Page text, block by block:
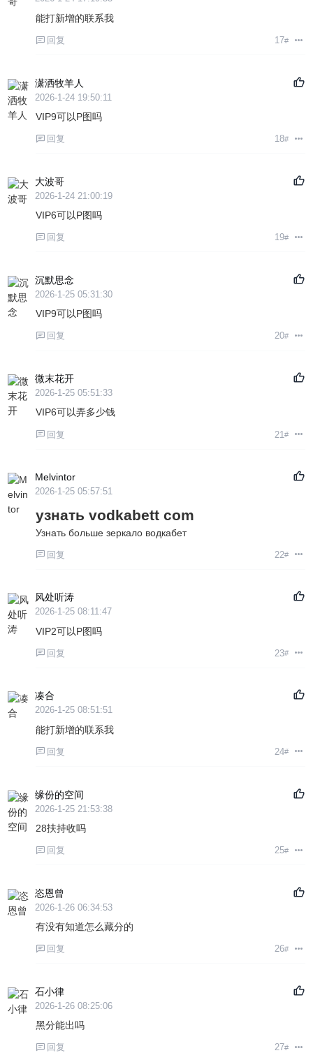
能打新增的联系我
回复 17#
潇洒牧羊人
2026-1-24 19:50:11
VIP9可以P图吗
回复 18#
大波哥
2026-1-24 21:00:19
VIP6可以P图吗
回复 19#
沉默思念
2026-1-25 05:31:30
VIP9可以P图吗
回复 20#
微末花开
2026-1-25 05:51:33
VIP6可以弄多少钱
回复 21#
Melvintor
2026-1-25 05:57:51
узнать vodkabett com
Узнать большезеркало водкабет
回复 22#
风处听涛
2026-1-25 08:11:47
VIP2可以P图吗
回复 23#
凑合
2026-1-25 08:51:51
能打新增的联系我
回复 24#
缘份的空间
2026-1-25 21:53:38
28扶持收吗
回复 25#
恣恩曾
2026-1-26 06:34:53
有没有知道怎么藏分的
回复 26#
石小律
2026-1-26 08:25:06
黑分能出吗
回复 27#